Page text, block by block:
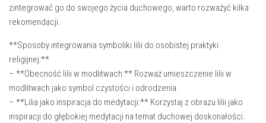
zintegrować ‍go do swojego życia duchowego, warto rozważyć kilka
rekomendacji.
**Sposoby integrowania symboliki ⁤lilii do ⁤osobistej praktyki
religijnej:**
– **Obecność lilii w modlitwach:**⁣ Rozważ umieszczenie lilii w
modlitwach jako symbol ​czystości i ⁤odrodzenia.
– **Lilia‍ jako inspiracja do medytacji:** Korzystaj z obrazu lilii jako
⁢inspiracji do⁤ głębokiej‌ medytacji⁤ na ‍temat duchowej doskonałości.